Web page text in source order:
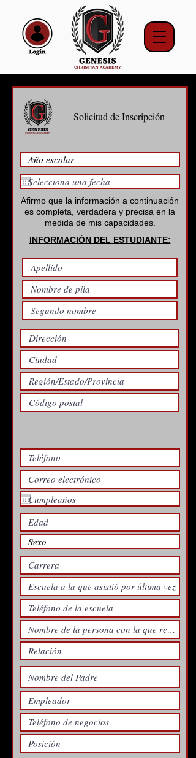
Solicitud de Inscripción
Afirmo que la información a continuación
es completa, verdadera y precisa en la
medida de mis capacidades.
INFORMACIÓN DEL ESTUDIANTE: